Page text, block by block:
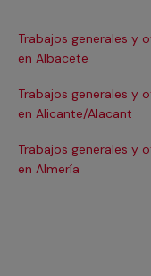
Trabajos generales y
en Albacete
Trabajos generales y
en Alicante/Alacant
Trabajos generales y
en Almería